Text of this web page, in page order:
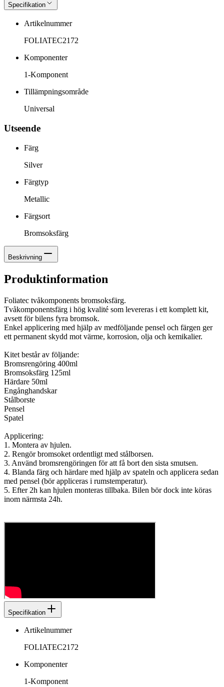
Specifikation
Artikelnummer
FOLIATEC2172
Komponenter
1-Komponent
Tillämpningsområde
Universal
Utseende
Färg
Silver
Färgtyp
Metallic
Färgsort
Bromsoksfärg
Beskrivning
Produktinformation
Foliatec tvåkomponents bromsoksfärg.
Tvåkomponentsfärg i hög kvalité som levereras i ett komplett kit,
avsett för bilens fyra bromsok.
Enkel applicering med hjälp av medföljande pensel och färgen ger
ett permanent skydd mot värme, korrosion, olja och kemikalier.
Kitet består av följande:
Bromsrengöring 400ml
Bromsoksfärg 125ml
Härdare 50ml
Engånghandskar
Stålborste
Pensel
Spatel
Applicering:
1. Montera av hjulen.
2. Rengör bromsoket ordentligt med stålborsen.
3. Använd bromsrengöringen för att få bort den sista smutsen.
4. Blanda färg och härdare med hjälp av spateln och applicera sedan
med pensel (bör appliceras i rumstemperatur).
5. Efter 2h kan hjulen monteras tillbaka. Bilen bör dock inte köras
inom närmsta 24h.
Specifikation
Artikelnummer
FOLIATEC2172
Komponenter
1-Komponent